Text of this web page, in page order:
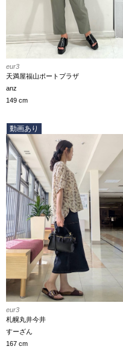
eur3
天満屋福山ポートプラザ
anz
149 cm
動画あり
eur3
札幌丸井今井
すーざん
167 cm